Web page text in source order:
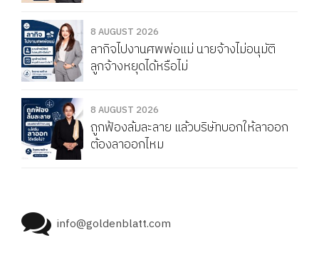
8 AUGUST 2026
ลากิจไปงานศพพ่อแม่ นายจ้างไม่อนุมัติ
ลูกจ้างหยุดได้หรือไม่
8 AUGUST 2026
ถูกฟ้องล้มละลาย แล้วบริษัทบอกให้ลาออก
ต้องลาออกไหม
info@goldenblatt.com